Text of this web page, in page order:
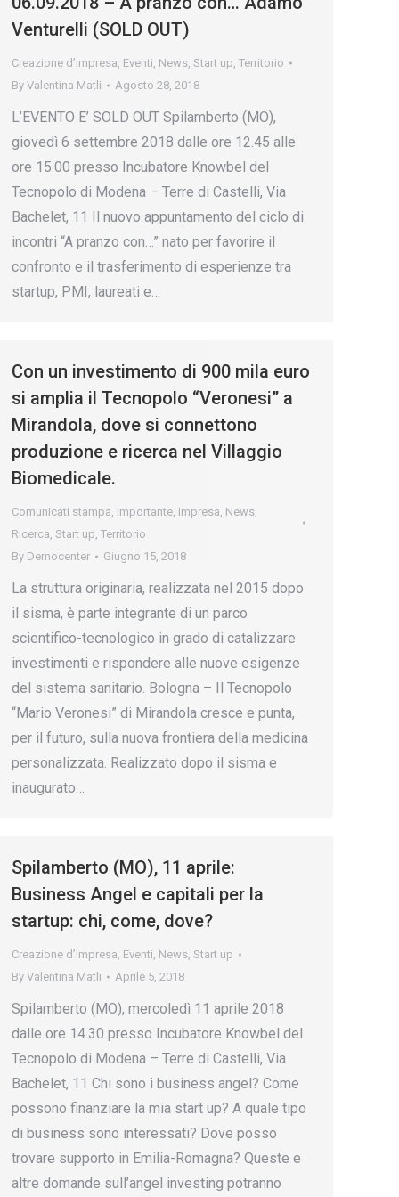
Venturelli (SOLD OUT)
Creazione d’impresa, Eventi, News, Start up, Territorio
By Valentina Matli Agosto 28, 2018
L’EVENTO E’ SOLD OUT Spilamberto (MO),
giovedì 6 settembre 2018 dalle ore 12.45 alle
ore 15.00 presso Incubatore Knowbel del
Tecnopolo di Modena – Terre di Castelli, Via
Bachelet, 11 Il nuovo appuntamento del ciclo di
incontri “A pranzo con…” nato per favorire il
confronto e il trasferimento di esperienze tra
startup, PMI, laureati e…
Con un investimento di 900 mila euro
si amplia il Tecnopolo “Veronesi” a
Mirandola, dove si connettono
produzione e ricerca nel Villaggio
Biomedicale.
Comunicati stampa, Importante, Impresa, News,
Ricerca, Start up, Territorio
By Democenter Giugno 15, 2018
La struttura originaria, realizzata nel 2015 dopo
il sisma, è parte integrante di un parco
scientifico-tecnologico in grado di catalizzare
investimenti e rispondere alle nuove esigenze
del sistema sanitario. Bologna – Il Tecnopolo
“Mario Veronesi” di Mirandola cresce e punta,
per il futuro, sulla nuova frontiera della medicina
personalizzata. Realizzato dopo il sisma e
inaugurato…
Spilamberto (MO), 11 aprile:
Business Angel e capitali per la
startup: chi, come, dove?
Creazione d’impresa, Eventi, News, Start up
By Valentina Matli Aprile 5, 2018
Spilamberto (MO), mercoledì 11 aprile 2018
dalle ore 14.30 presso Incubatore Knowbel del
Tecnopolo di Modena – Terre di Castelli, Via
Bachelet, 11 Chi sono i business angel? Come
possono finanziare la mia start up? A quale tipo
di business sono interessati? Dove posso
trovare supporto in Emilia-Romagna? Queste e
altre domande sull’angel investing potranno